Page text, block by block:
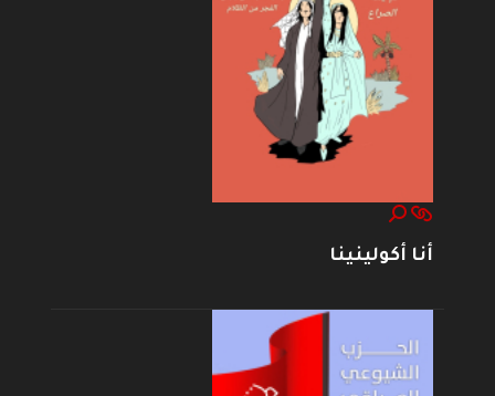
أنا أكولينينا